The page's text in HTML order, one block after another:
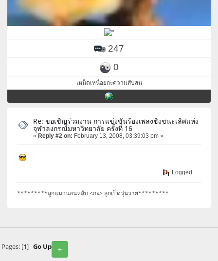
247
0
เหน็ดเหนื่อยกะความสับสน
Re: ขอเชิญร่วมงาน การแข่งขันร้องเพลงชิงชนะเลิศแห่ง
จุฬาลงกรณ์มหาวิทยาลัย ครั้งที่ 16
« Reply #2 on: February 13, 2008, 03:39:03 pm »
Logged
*********ลูกแมวนอนหลับ <กะ> ลูกเป็ดวุ่นวาย*********
+
Pages: [1] Go Up